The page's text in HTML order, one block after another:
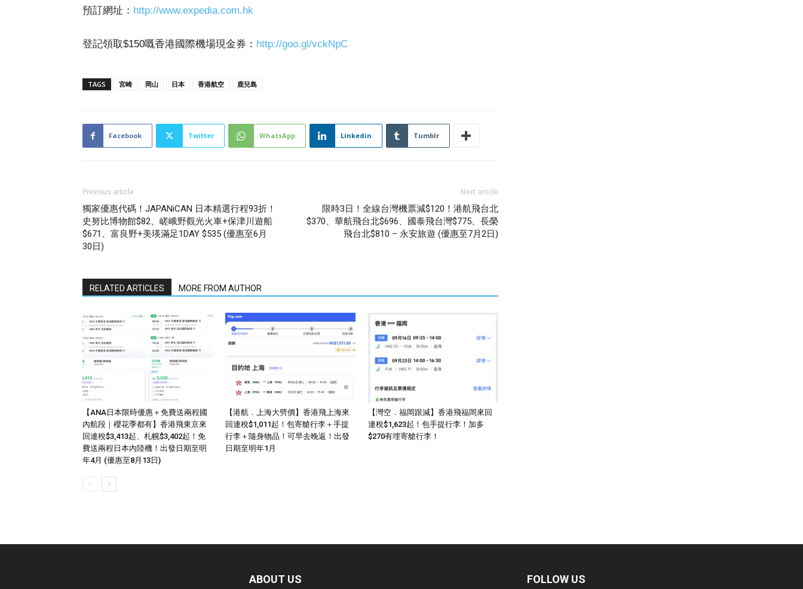
預訂網址： http://www.expedia.com.hk
登記領取$150嘅香港國際機場現金券： http://goo.gl/vckNpC
TAGS 宮崎 岡山 日本 香港航空 鹿兒島
Facebook Twitter WhatsApp Linkedin Tumblr
Previous article
獨家優惠代碼！JAPANiCAN 日本精選行程93折！
史努比博物館$82、嵯峨野觀光火車+保津川遊船
$671、富良野+美瑛滿足1DAY $535 (優惠至6月
30日)
Next article
限時3日！全線台灣機票減$120！港航飛台北
$370、華航飛台北$696、國泰飛台灣$775、長榮
飛台北$810 – 永安旅遊 (優惠至7月2日)
RELATED ARTICLES MORE FROM AUTHOR
【ANA日本限時優惠＋免費送兩程國
內航段｜櫻花季都有】香港飛東京來
回連稅$3,413起、札幌$3,402起！免
費送兩程日本內陸機！出發日期至明
年4月 (優惠至8月13日)
【港航．上海大劈價】香港飛上海來
回連稅$1,011起！包寄艙行李＋手提
行李＋隨身物品！可早去晚返！出發
日期至明年1月
【灣空．福岡跟減】香港飛福岡來回
連稅$1,623起！包手提行李！加多
$270有埋寄艙行李！
ABOUT US FOLLOW US